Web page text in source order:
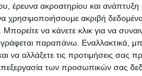
έρευνα ακροατηρίου και
χρησιμοποιήσουμε ακριβή
να κάνετε κλικ για να
παραπάνω. Εναλλακτικά,
να αλλάξετε τις προτιμήσεις σας
των προσωπικών σας